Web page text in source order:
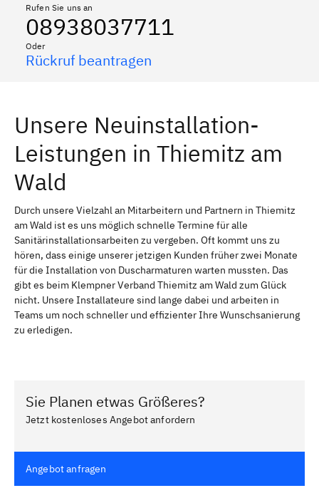
Rufen Sie uns an
08938037711
Oder
Rückruf beantragen
Unsere Neuinstallation-
Leistungen in Thiemitz am
Wald
Durch unsere Vielzahl an Mitarbeitern und Partnern in Thiemitz
am Wald ist es uns möglich schnelle Termine für alle
Sanitärinstallationsarbeiten zu vergeben. Oft kommt uns zu
hören, dass einige unserer jetzigen Kunden früher zwei Monate
für die Installation von Duscharmaturen warten mussten. Das
gibt es beim Klempner Verband Thiemitz am Wald zum Glück
nicht. Unsere Installateure sind lange dabei und arbeiten in
Teams um noch schneller und effizienter Ihre Wunschsanierung
zu erledigen.
Sie Planen etwas Größeres?
Jetzt kostenloses Angebot anfordern
Angebot anfragen